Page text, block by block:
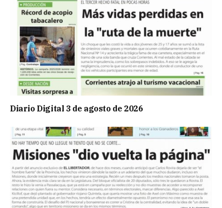
Diario Digital 3 de agosto de 2026